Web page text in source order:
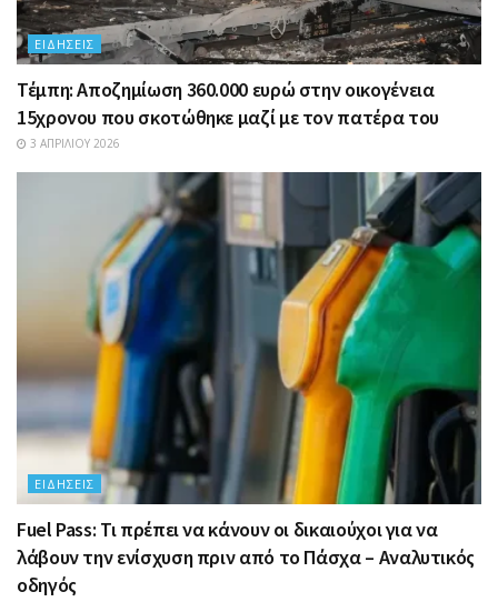
ΕΙΔΉΣΕΙΣ
Τέμπη: Αποζημίωση 360.000 ευρώ στην οικογένεια
15χρονου που σκοτώθηκε μαζί με τον πατέρα του
3 ΑΠΡΙΛΊΟΥ 2026
ΕΙΔΉΣΕΙΣ
Fuel Pass: Τι πρέπει να κάνουν οι δικαιούχοι για να
λάβουν την ενίσχυση πριν από το Πάσχα – Αναλυτικός
οδηγός